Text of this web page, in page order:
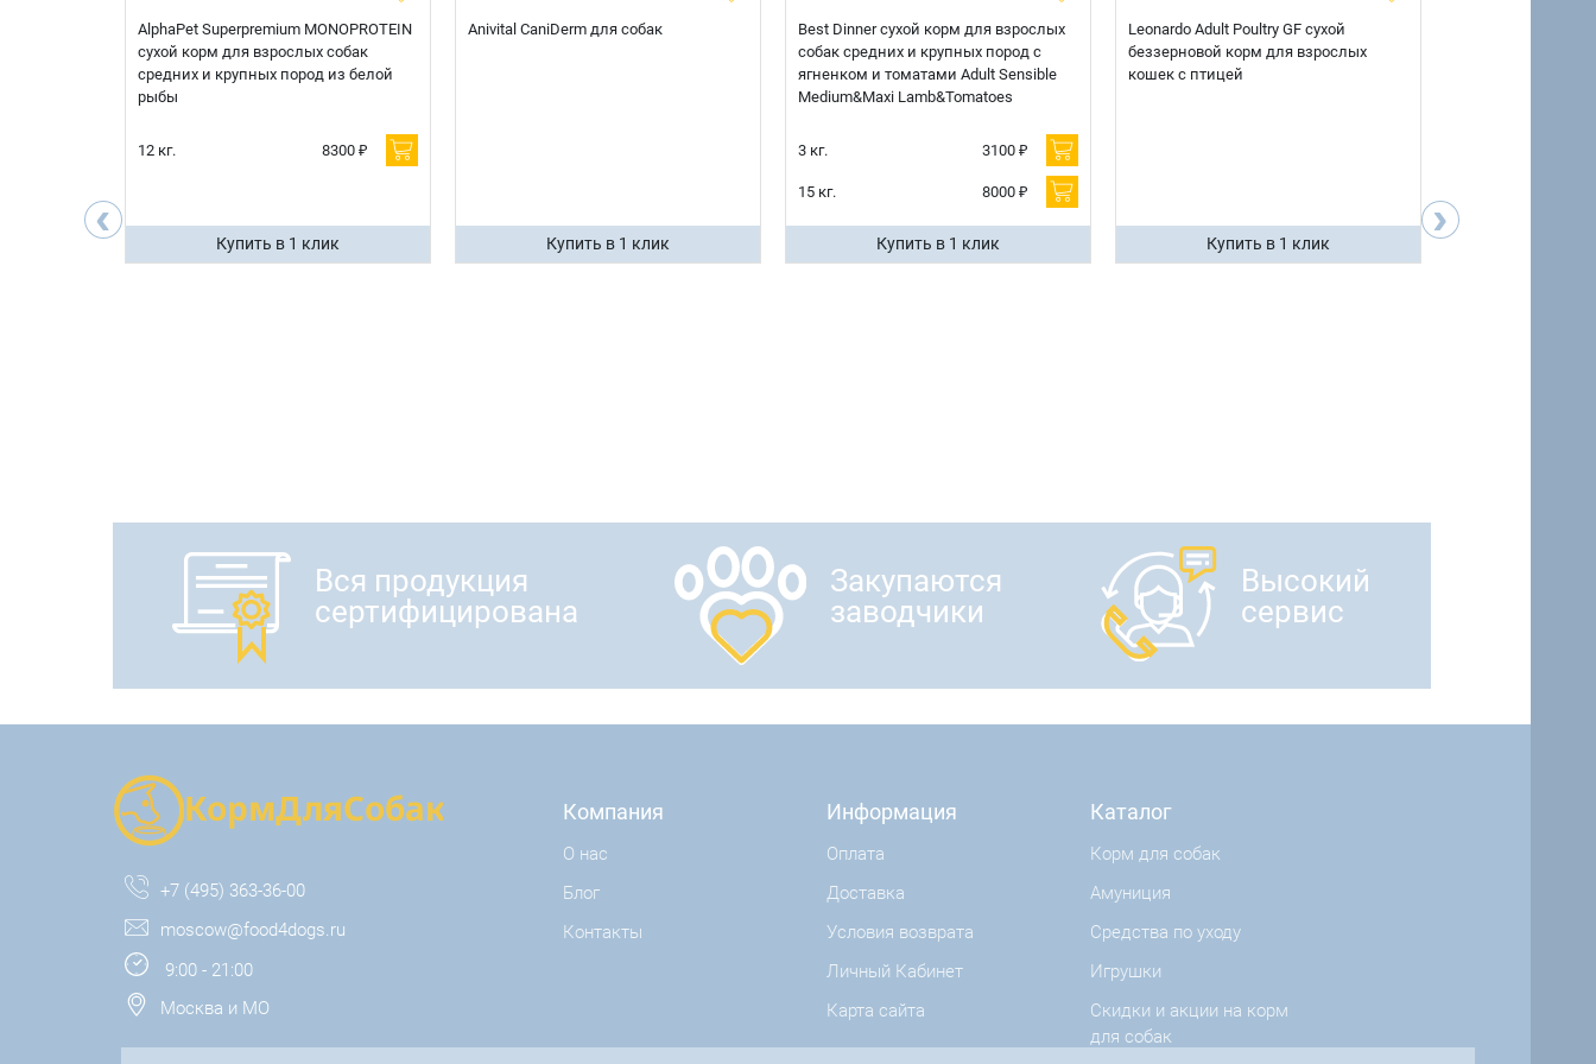
‹
AlphaPet Superpremium MONOPROTEIN
сухой корм для взрослых собак
средних и крупных пород из белой
рыбы
12 кг. 8300 ₽
Купить в 1 клик
Anivital CaniDerm для собак
Купить в 1 клик
Best Dinner сухой корм для взрослых
собак средних и крупных пород с
ягненком и томатами Adult Sensible
Medium&Maxi Lamb&Tomatoes
3 кг. 3100 ₽
15 кг. 8000 ₽
Купить в 1 клик
Leonardo Adult Poultry GF сухой
беззерновой корм для взрослых
кошек с птицей
Купить в 1 клик ›
Вся продукция
сертифицирована
Закупаются
заводчики
Высокий
сервис
+7 (495) 363-36-00
moscow@food4dogs.ru
9:00 - 21:00
Москва и МО
Компания
О нас
Блог
Контакты
Информация
Оплата
Доставка
Условия возврата
Личный Кабинет
Карта сайта
Каталог
Корм для собак
Амуниция
Средства по уходу
Игрушки
Скидки и акции на корм
для собак